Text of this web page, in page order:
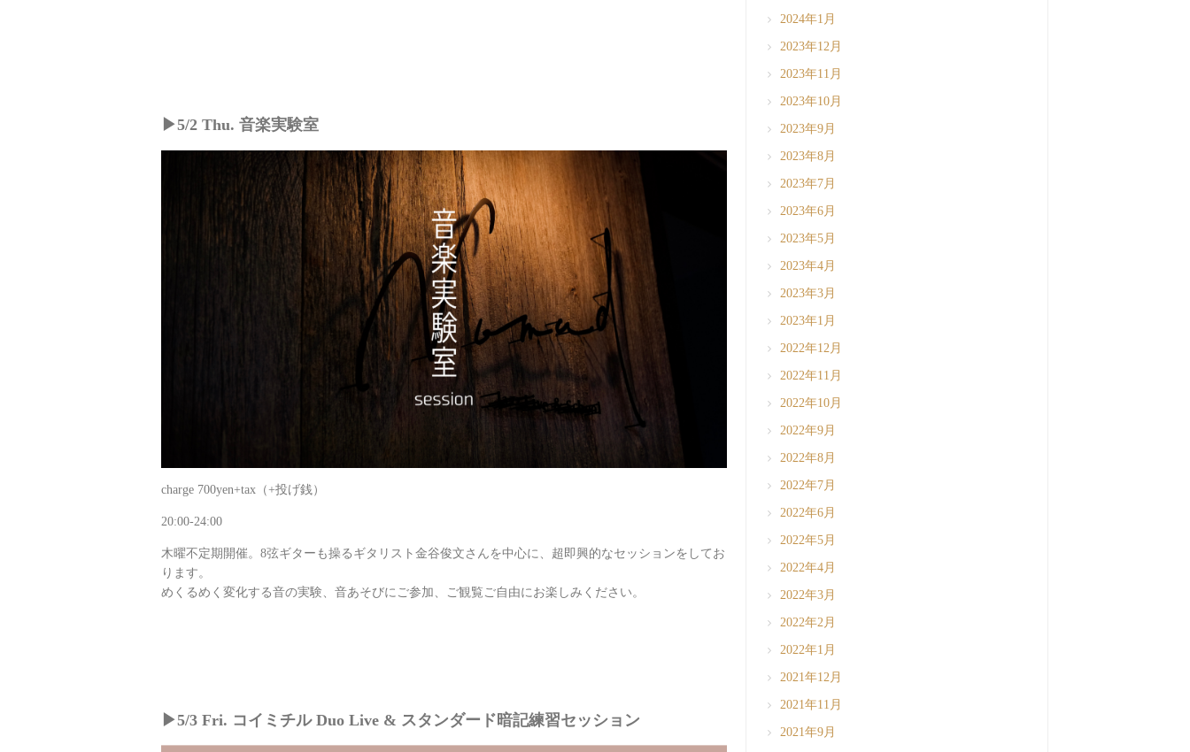
▶︎5/2 Thu. 音楽実験室
charge 700yen+tax（+投げ銭）
20:00-24:00
木曜不定期開催。8弦ギターも操るギタリスト金谷俊文さんを中心に、超即興的なセッションをしてお
ります。
めくるめく変化する音の実験、音あそびにご参加、ご観覧ご自由にお楽しみください。
▶︎5/3 Fri. コイミチル Duo Live & スタンダード暗記練習セッション
2024年1月
2023年12月
2023年11月
2023年10月
2023年9月
2023年8月
2023年7月
2023年6月
2023年5月
2023年4月
2023年3月
2023年1月
2022年12月
2022年11月
2022年10月
2022年9月
2022年8月
2022年7月
2022年6月
2022年5月
2022年4月
2022年3月
2022年2月
2022年1月
2021年12月
2021年11月
2021年9月